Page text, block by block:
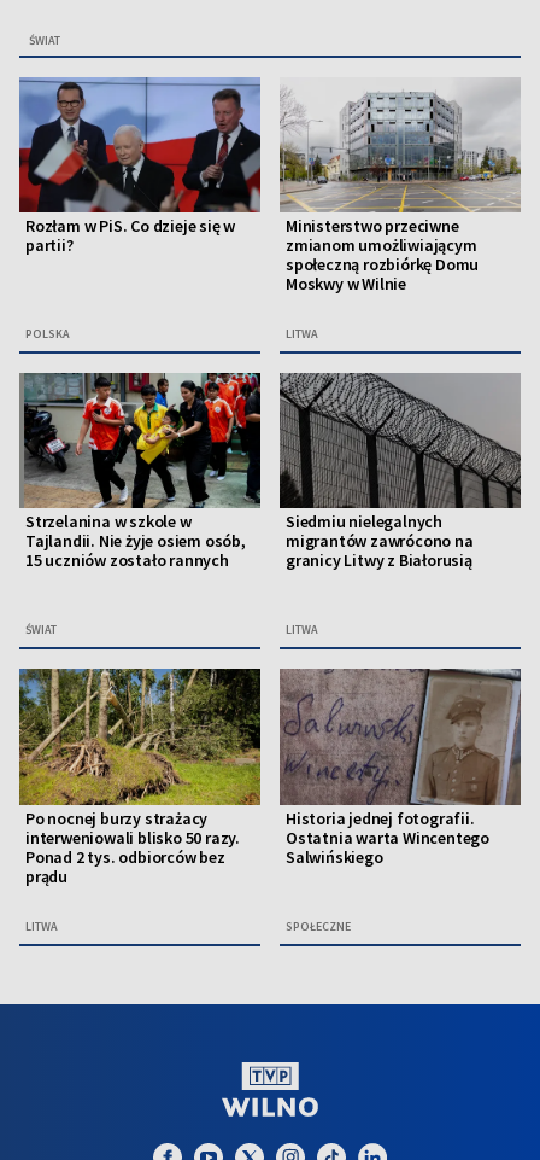
ŚWIAT
Rozłam w PiS. Co dzieje się w
partii?
POLSKA
Ministerstwo przeciwne
zmianom umożliwiającym
społeczną rozbiórkę Domu
Moskwy w Wilnie
LITWA
Strzelanina w szkole w
Tajlandii. Nie żyje osiem osób,
15 uczniów zostało rannych
ŚWIAT
Siedmiu nielegalnych
migrantów zawrócono na
granicy Litwy z Białorusią
LITWA
Po nocnej burzy strażacy
interweniowali blisko 50 razy.
Ponad 2 tys. odbiorców bez
prądu
LITWA
Historia jednej fotografii.
Ostatnia warta Wincentego
Salwińskiego
SPOŁECZNE